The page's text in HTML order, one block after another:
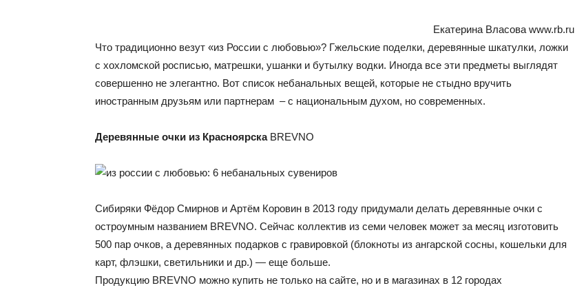
Екатерина Власова www.rb.ru
Что традиционно везут «из России с любовью»? Гжельские поделки, деревянные шкатулки, ложки
c хохломской росписью, матрешки, ушанки и бутылку водки. Иногда все эти предметы выглядят
совершенно не элегантно. Вот список небанальных вещей, которые не стыдно вручить
иностранным друзьям или партнерам – с национальным духом, но современных.
Деревянные очки из КрасноярскаBREVNO
Cибиряки Фёдор Смирнов и Артём Коровин в 2013 году придумали делать деревянные очки с
остроумным названием BREVNO. Сейчас коллектив из семи человек может за месяц изготовить
500 пар очков, а деревянных подарков с гравировкой (блокноты из ангарской сосны, кошельки для
карт, флэшки, светильники и др.) — еще больше.
Продукцию BREVNO можно купить не только на сайте, но и в магазинах в 12 городах